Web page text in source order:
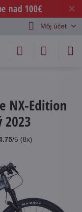
✕
nad 100€
Môj účet
NX-Edition
/5 (8x)